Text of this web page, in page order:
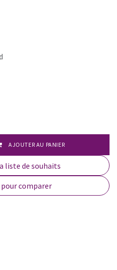
AJOUTER AU PANIER
comparer
liste de souhaits